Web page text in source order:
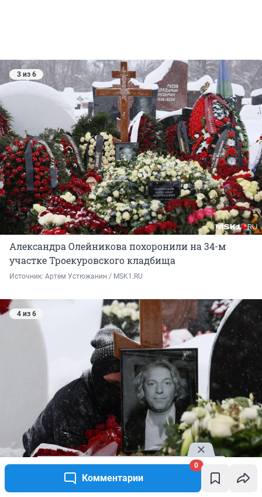
Комментарии
0
3 из 6
Александра Олейникова похоронили на 34-м
участке Троекуровского кладбища
Источник: Артем Устюжанин / MSK1.RU
4 из 6
Александра Олейникова похоронили на 34-м